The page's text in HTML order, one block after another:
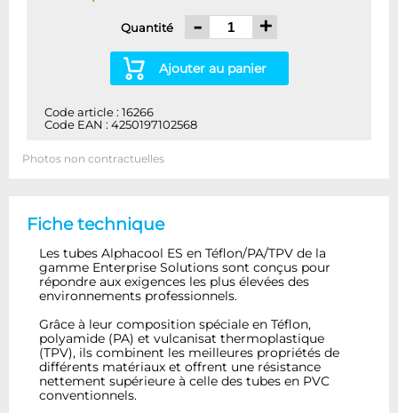
Quantité - +
Ajouter au panier
Code article : 16266
Code EAN : 4250197102568
Photos non contractuelles
Fiche technique
Les tubes Alphacool ES en Téflon/PA/TPV de la
gamme Enterprise Solutions sont conçus pour
répondre aux exigences les plus élevées des
environnements professionnels.
Grâce à leur composition spéciale en Téflon,
polyamide (PA) et vulcanisat thermoplastique
(TPV), ils combinent les meilleures propriétés de
différents matériaux et offrent une résistance
nettement supérieure à celle des tubes en PVC
conventionnels.